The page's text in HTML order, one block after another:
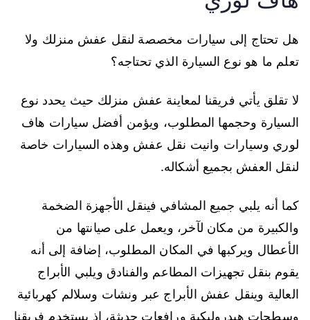
هل تحتاج إلى سيارات مخصصة لنقل عفش منزلك ولا
تعلم ما هو نوع السيارة الذي تحتاجه؟
لا تقلق يأتي فريقنا لمعاينة عفش منزلك حيث يحدد نوع
السيارة وحجمها المطلوب، ويؤمن أفضل سيارات هاف
لوري وسيارات وانيت نقل عفش وهذه السيارات خاصة
لنقل العفش بجميع أشكاله.
كما أنه يلبي جميع المشافي فينقل الأجهزة الضخمة
والكبيرة من مكان لآخر، ويعمل على صيانتها من
الأعطال ويركبها في المكان المطلوب، إضافة إلى أنه
يقوم بنقل تجهيزات المطاعم والفنادق ويلبي الأبراج
العالية وينقل عفش الأبراج عبر ونشات وسلالم كهربائية
وسطحات هيدروليكية ورافعات حديثة، إذ يستخدم فريقنا